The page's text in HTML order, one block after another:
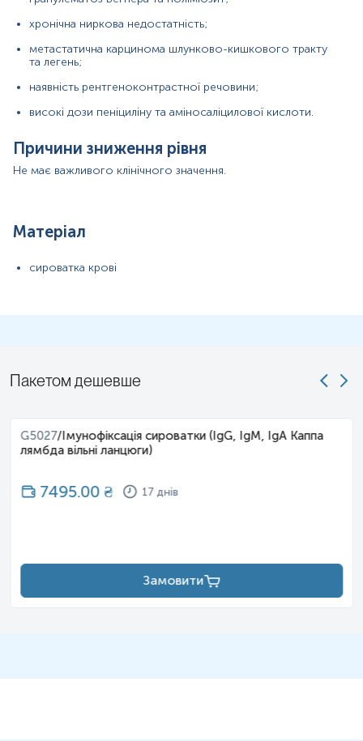
хронічна ниркова недостатність;
метастатична карцинома шлунково-кишкового тракту
та легень;
наявність рентгеноконтрастної речовини;
високі дози пеніциліну та аміносаліцилової кислоти.
Причини зниження рівня
Не має важливого клінічного значення.
Матеріал
сироватка крові
Пакетом дешевше
G5027/Імунофіксація сироватки (IgG, IgM, IgA Каппа
лямбда вільні ланцюги)
7495.00₴ 17 днів
Замовити